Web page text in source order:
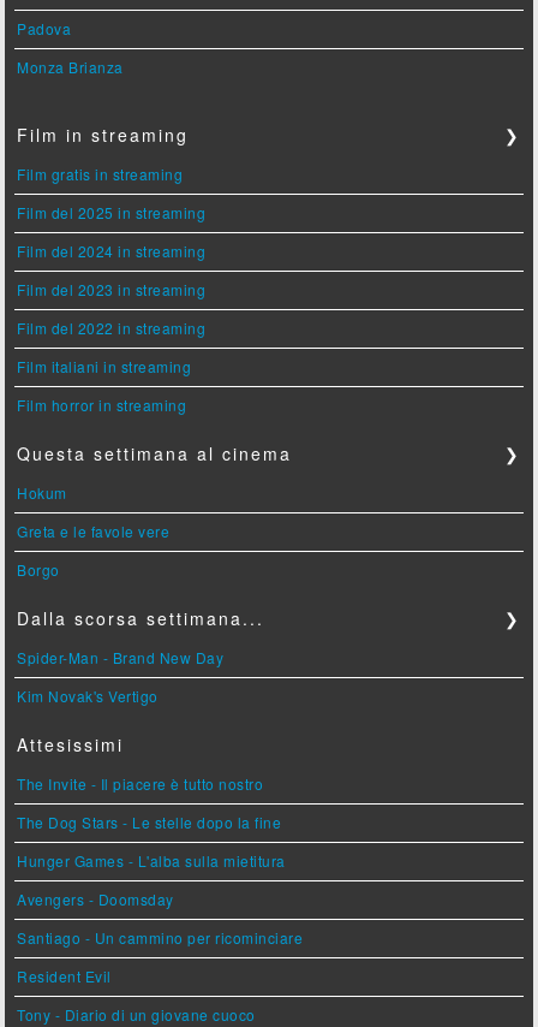
Padova
Monza Brianza
Film in streaming ❯
Film gratis in streaming
Film del 2025 in streaming
Film del 2024 in streaming
Film del 2023 in streaming
Film del 2022 in streaming
Film italiani in streaming
Film horror in streaming
Questa settimana al cinema ❯
Hokum
Greta e le favole vere
Borgo
Dalla scorsa settimana... ❯
Spider-Man - Brand New Day
Kim Novak's Vertigo
Attesissimi
The Invite - Il piacere è tutto nostro
The Dog Stars - Le stelle dopo la fine
Hunger Games - L'alba sulla mietitura
Avengers - Doomsday
Santiago - Un cammino per ricominciare
Resident Evil
Tony - Diario di un giovane cuoco